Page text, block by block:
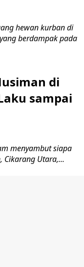
hewan kurban di
berdampak pada
di
sampai
menyambut siapa
Cikarang Utara,...